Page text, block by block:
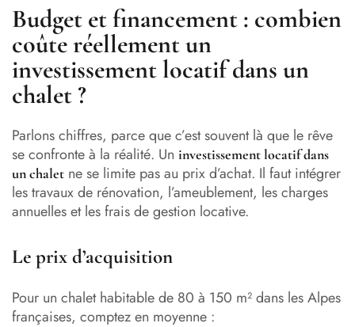
Budget et financement : combien
coûte réellement un
investissement locatif dans un
chalet ?
Parlons chiffres, parce que c’est souvent là que le rêve
se confronte à la réalité. Un investissement locatif dans
un chalet ne se limite pas au prix d’achat. Il faut intégrer
les travaux de rénovation, l’ameublement, les charges
annuelles et les frais de gestion locative.
Le prix d’acquisition
Pour un chalet habitable de 80 à 150 m² dans les Alpes
françaises, comptez en moyenne :